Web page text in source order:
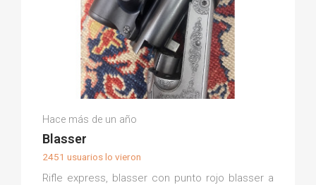
Juan A.
Hace más de un año
Blasser
2451 usuarios lo vieron
Rifle express, blasser con punto rojo blasser a